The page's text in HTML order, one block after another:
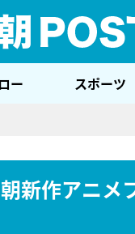
ー スポーツ
新作アニメ